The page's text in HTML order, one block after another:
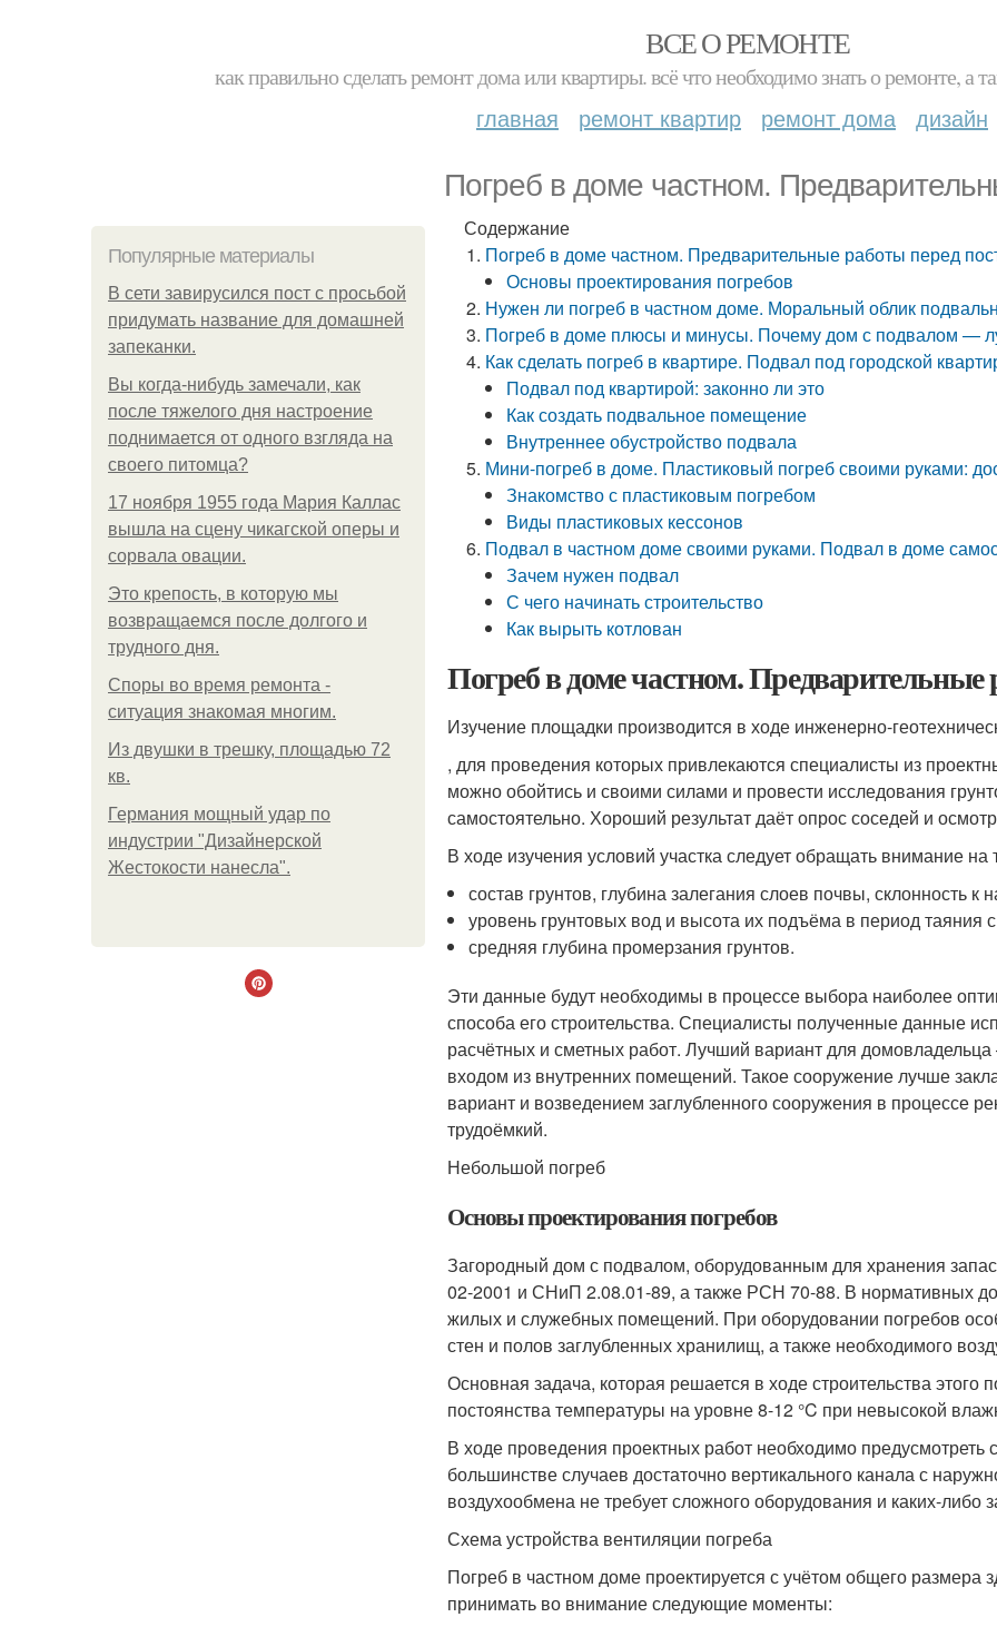
ВСЕ О РЕМОНТЕ
как правильно сделать ремонт дома или квартиры. всё что необходимо знать о ремонте,
главная ремонт квартир ремонт дома дизайн
Погреб в доме частном.
Популярные материалы
В сети завирусился пост с просьбой
придумать название для домашней
запеканки.
Вы когда-нибудь замечали, как
после тяжелого дня настроение
поднимается от одного взгляда на
своего питомца?
17 ноября 1955 года Мария Каллас
вышла на сцену чикагской оперы и
сорвала овации.
Это крепость, в которую мы
возвращаемся после долгого и
трудного дня.
Споры во время ремонта -
ситуация знакомая многим.
Из двушки в трешку, площадью 72
кв.
Германия мощный удар по
индустрии "Дизайнерской
Жестокости нанесла".
Содержание
Погреб в доме частном. Предварительные работы перед
Основы проектирования погребов
Нужен ли погреб в частном доме. Моральный облик
Погреб в доме плюсы и минусы. Почему дом с подвалом —
Как сделать погреб в квартире. Подвал под городской
Подвал под квартирой: законно ли это
Как создать подвальное помещение
Внутреннее обустройство подвала
Мини-погреб в доме. Пластиковый погреб своими руками:
Знакомство с пластиковым погребом
Виды пластиковых кессонов
Подвал в частном доме своими руками. Подвал в доме
Зачем нужен подвал
С чего начинать строительство
Как вырыть котлован
Погреб в доме частном. Предварительные
Изучение площадки производится в ходе инженерно-
, для проведения которых привлекаются специалисты из
можно обойтись и своими силами и провести исследования
самостоятельно. Хороший результат даёт опрос соседей и
В ходе изучения условий участка следует обращать внимание
состав грунтов, глубина залегания слоев почвы, склонность к
уровень грунтовых вод и высота их подъёма в период таяния
средняя глубина промерзания грунтов.
Эти данные будут необходимы в процессе выбора наиболее
способа его строительства. Специалисты полученные данные
расчётных и сметных работ. Лучший вариант для
входом из внутренних помещений. Такое сооружение лучше
вариант и возведением заглубленного сооружения в процессе
трудоёмкий.
Небольшой погреб
Основы проектирования погребов
Загородный дом с подвалом, оборудованным для хранения
02-2001 и СНиП 2.08.01-89, а также РСН 70-88. В нормативных
жилых и служебных помещений. При оборудовании погребов
стен и полов заглубленных хранилищ, а также необходимого
Основная задача, которая решается в ходе строительства
постоянства температуры на уровне 8-12 °C при невысокой
В ходе проведения проектных работ необходимо
большинстве случаев достаточно вертикального канала с
воздухообмена не требует сложного оборудования и каких-либо
Схема устройства вентиляции погреба
Погреб в частном доме проектируется с учётом общего размера
принимать во внимание следующие моменты: